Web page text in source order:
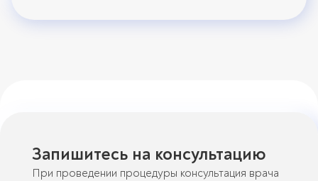
Запишитесь на консультацию
При проведении процедуры консультация врача